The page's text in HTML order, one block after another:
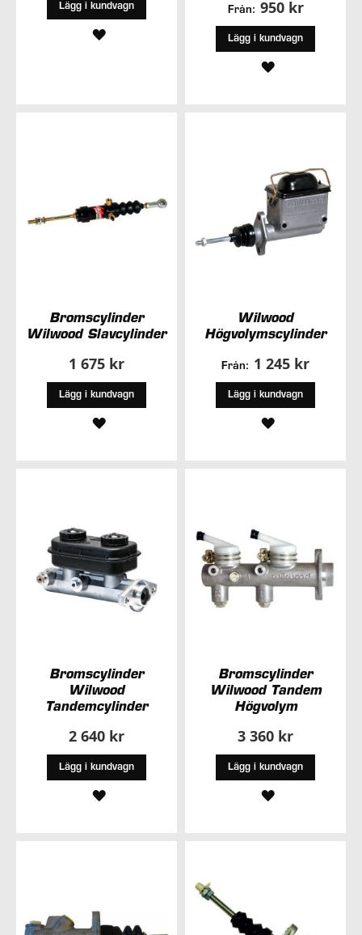
Lägg i kundvagn
LÄGG
Från: 950 kr
Lägg i kundvagn
LÄGG
Bromscylinder
Wilwood Slavcylinder
1 675 kr
Lägg i kundvagn
LÄGG
Wilwood
Högvolymscylinder
Från: 1 245 kr
Lägg i kundvagn
LÄGG
Bromscylinder
Wilwood
Tandemcylinder
2 640 kr
Lägg i kundvagn
LÄGG
Bromscylinder
Wilwood Tandem
Högvolym
3 360 kr
Lägg i kundvagn
LÄGG